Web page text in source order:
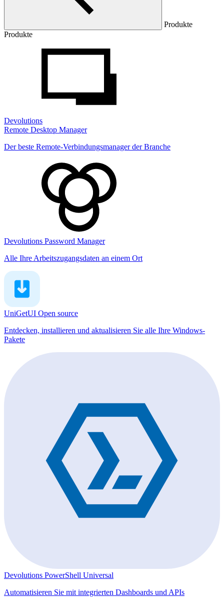
Produkte
Produkte
Devolutions
Remote Desktop Manager
Der beste Remote-Verbindungsmanager der Branche
Devolutions Password Manager
Alle Ihre Arbeitszugangsdaten an einem Ort
UniGetUI Open source
Entdecken, installieren und aktualisieren Sie alle Ihre Windows-
Pakete
Devolutions PowerShell Universal
Automatisieren Sie mit integrierten Dashboards und APIs